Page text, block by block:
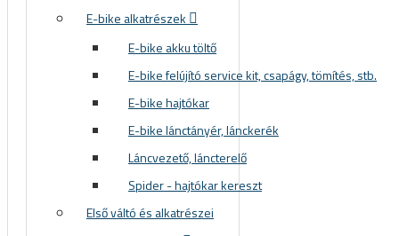
E-bike alkatrészek
E-bike akku töltő
E-bike felújító service kit, csapágy, tömítés, stb.
E-bike hajtókar
E-bike lánctányér, lánckerék
Láncvezető, láncterelő
Spider - hajtókar kereszt
Első váltó és alkatrészei